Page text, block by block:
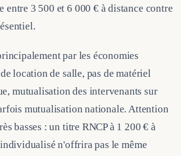
entre 3 500 et 6 000 € à distance contre
par les économies
location de salle, pas de matériel
mutualisation des intervenants sur
mutualisation nationale. Attention
basses : un titre RNCP à 1 200 € à
n'offrira pas le même